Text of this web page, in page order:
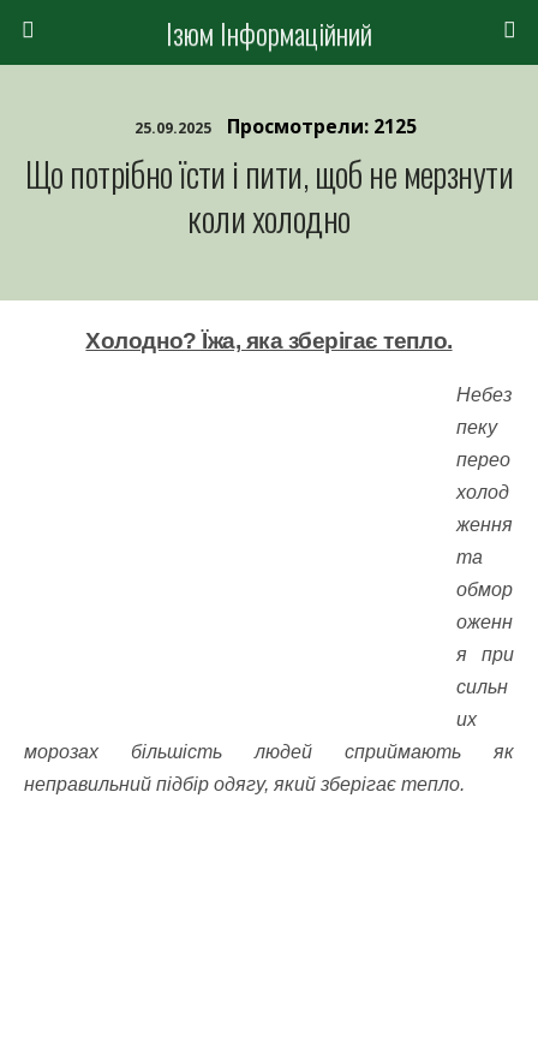
Ізюм Інформаційний
25.09.2025 Просмотрели: 2125
Що потрібно їсти і пити, щоб не мерзнути
коли холодно
Холодно? Їжа, яка зберігає тепло.
Небез
пеку
перео
холод
ження
та
обмор
оженн
я при
сильн
их
морозах більшість людей сприймають як
неправильний підбір одягу, який зберігає тепло.